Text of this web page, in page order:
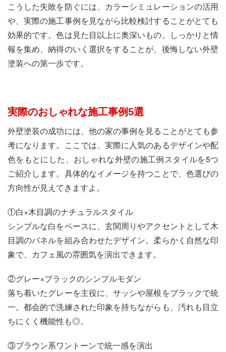
こうした失敗を防ぐには、カラーシミュレーションの活用
や、実際の施工事例を見ながら比較検討することがとても
効果的です。色は見た目以上に奥深いもの。しっかりと情
報を集め、納得のいく選択をすることが、後悔しない外壁
塗装への第一歩です。
実際のおしゃれな施工事例5選
外壁塗装の成功には、他の家の事例を見ることがとても参
考になります。ここでは、実際に人気のあるデザインや配
色をもとにした、おしゃれな外壁の施工例スタイルを5つ
ご紹介します。具体的なイメージを持つことで、色選びの
方向性が見えてきますよ。
①白×木目調のナチュラルスタイル
シンプルな白をベースに、玄関周りやアクセントとして木
目調のパネルを組み合わせたデザイン。柔らかく自然な印
象で、カフェ風の雰囲気を演出できます。
②グレー×ブラックのシンプルモダン
落ち着いたグレーを主役に、サッシや屋根をブラックで統
一。都会的で洗練された印象を持ちながらも、汚れも目立
ちにくく機能性も◎。
③ブラウン系ワントーンで統一感を演出